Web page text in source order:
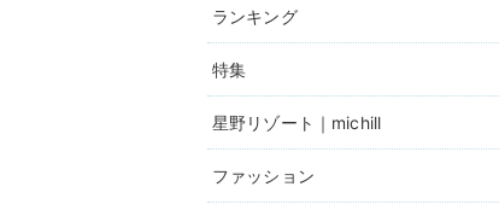
ランキング
特集
星野リゾート｜michill
ファッション